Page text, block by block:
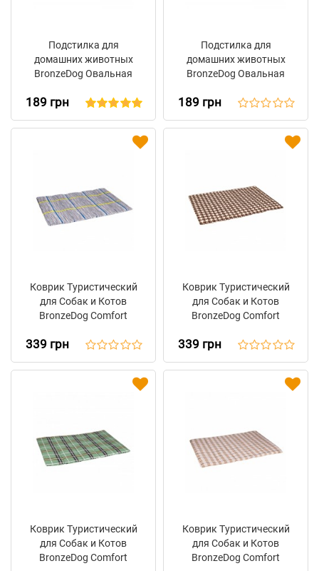
Подстилка для
домашних животных
BronzeDog Овальная
189 грн
Подстилка для
домашних животных
BronzeDog Овальная
189 грн
Коврик Туристический
для Собак и Котов
BronzeDog Comfort
339 грн
Коврик Туристический
для Собак и Котов
BronzeDog Comfort
Коричневый
339 грн
Коврик Туристический
для Собак и Котов
BronzeDog Comfort
Коврик Туристический
для Собак и Котов
BronzeDog Comfort